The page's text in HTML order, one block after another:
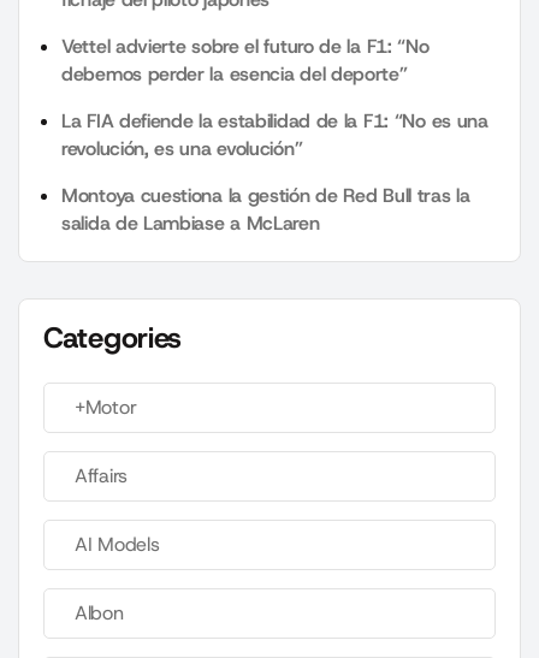
Vettel advierte sobre el futuro de la F1: “No
debemos perder la esencia del deporte”
La FIA defiende la estabilidad de la F1: “No es una
revolución, es una evolución”
Montoya cuestiona la gestión de Red Bull tras la
salida de Lambiase a McLaren
Categories
+Motor
Affairs
AI Models
Albon